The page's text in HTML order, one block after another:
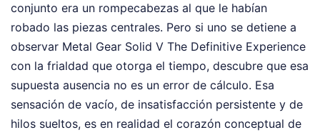
conjunto era un rompecabezas al que le habían
robado las piezas centrales. Pero si uno se detiene a
observar Metal Gear Solid V The Definitive Experience
con la frialdad que otorga el tiempo, descubre que esa
supuesta ausencia no es un error de cálculo. Esa
sensación de vacío, de insatisfacción persistente y de
hilos sueltos, es en realidad el corazón conceptual de